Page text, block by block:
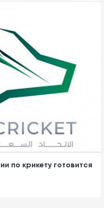
по крикету готовится